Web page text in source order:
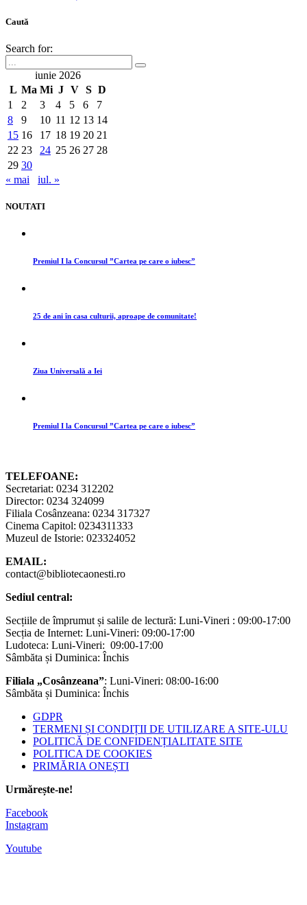
Caută
Search for:
iunie 2026
L Ma Mi J V S D
1
2 3 4 5 6
7
8
9 10 11 12 13 14
15 16 17 18 19 20 21
22 23 24 25 26 27 28
29 30
« mai
iul. »
NOUTATI
Premiul I la Concursul ”Cartea pe care o iubesc”
25 de ani în casa culturii, aproape de comunitate!
Ziua Universală a Iei
Premiul I la Concursul ”Cartea pe care o iubesc”
TELEFOANE:
Secretariat: 0234 312202
Director: 0234 324099
Filiala Cosânzeana: 0234 317327
Cinema Capitol: 0234311333
Muzeul de Istorie: 023324052
EMAIL:
contact@bibliotecaonesti.ro
Sediul central:
Secțiile de împrumut și salile de lectură: Luni-Vineri : 09:00-17:00
Secția de Internet: Luni-Vineri: 09:00-17:00
Ludoteca: Luni-Vineri: 09:00-17:00
Sâmbăta și Duminica: Închis
Filiala „Cosânzeana”: Luni-Vineri: 08:00-16:00
Sâmbăta și Duminica: Închis
GDPR
TERMENI ȘI CONDIȚII DE UTILIZARE A SITE-ULU
POLITICĂ DE CONFIDENȚIALITATE SITE
POLITICA DE COOKIES
PRIMĂRIA ONEȘTI
Urmărește-ne!
Facebook
Instagram
Youtube